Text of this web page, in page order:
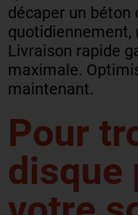
décaper un
quotidiennement,
Livraison rapide
maximale.
maintenant.
Pour
disque